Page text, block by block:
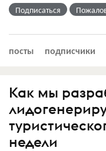
Подписаться
посты подписчики
Как мы
недели